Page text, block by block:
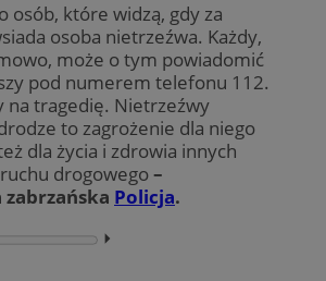
osób, które widzą, gdy za
osoba nietrzeźwa. Każdy,
może o tym powiadomić
pod numerem telefonu 112.
na tragedię. Nietrzeźwy
to zagrożenie dla niego
dla życia i zdrowia innych
drogowego–
Policja.
⏵︎